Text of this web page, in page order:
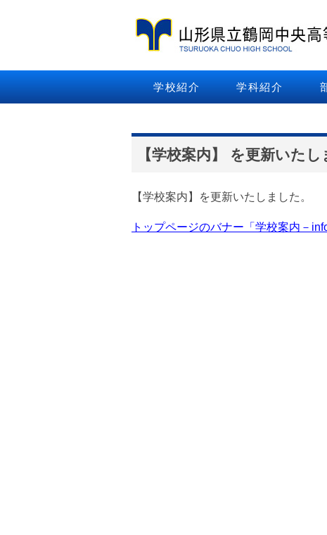
学校紹介 学科紹介
【学校案内】 を更新いたし
【学校案内】を更新いたしました。
トップページのバナー「学校案内－